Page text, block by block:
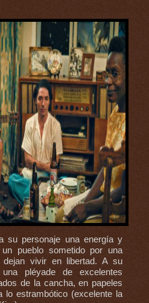
su personaje una energía y
pueblo sometido por una
vivir en libertad. A su
pléyade de excelentes
de la cancha, en papeles
lo estrambótico (excelente la